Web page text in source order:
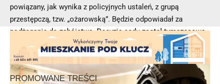
powiązany, jak wynika z policyjnych ustaleń, z grupą
przestępczą, tzw. „ożarowską”. Będzie odpowiadał za
podżeganie do zabójstwa. Decyzją sądu został tymczasowo
aresztowany na trzy miesiące.